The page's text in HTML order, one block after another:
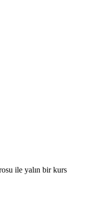
ile yalın bir kurs